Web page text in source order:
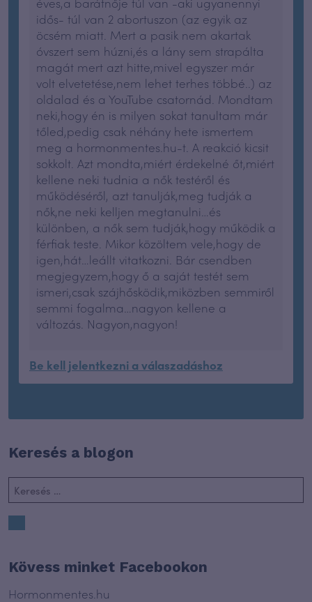
idős- túl van 2 abortuszon (az egyik az
öcsém miatt. Mert a pasik nem akartak
óvszert sem húzni,és a lány sem strapálta
magát mert azt hitte,mivel egyszer már
volt elvetetése,nem lehet terhes többé..) az
oldalad és a YouTube csatornád. Mondtam
neki,hogy én is milyen sokat tanultam már
tőled,pedig csak néhány hete ismertem
meg a hormonmentes.hu-t. A reakció kicsit
sokkolt. Azt mondta,miért érdekelné őt,miért
kellene neki tudnia a nők testéről és
működéséről, azt tanulják,meg tudják a
nők,ne neki kelljen megtanulni…és
különben, a nők sem tudják,hogy működik a
férfiak teste. Mikor közöltem vele,hogy de
igen,hát…leállt vitatkozni. Bár csendben
megjegyzem,hogy ő a saját testét sem
ismeri,csak szájhősködik,miközben semmiről
semmi fogalma…nagyon kellene a
változás. Nagyon,nagyon!
Be kell jelentkezni a válaszadáshoz
Keresés a blogon
Kövess minket Facebookon
Hormonmentes.hu